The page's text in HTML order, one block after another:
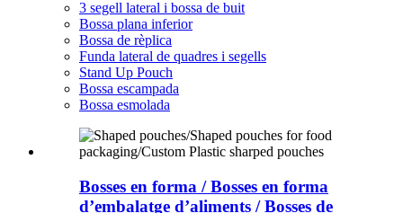
3 segell lateral i bossa de buit
Bossa plana inferior
Bossa de rèplica
Funda lateral de quadres i segells
Stand Up Pouch
Bossa escampada
Bossa esmolada
Bosses en forma / Bosses en forma
d’embalatge d’aliments / Bosses de